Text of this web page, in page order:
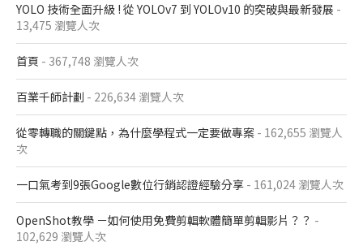
YOLO 技術全面升級 ! 從 YOLOv7 到 YOLOv10 的突破與最新發展 -
13,475 瀏覽人次
首頁 - 367,748 瀏覽人次
百業千師計劃 - 226,634 瀏覽人次
從零轉職的關鍵點，為什麼學程式一定要做專案 - 162,655 瀏覽人
次
一口氣考到9張Google數位行銷認證經驗分享 - 161,024 瀏覽人次
OpenShot教學 －如何使用免費剪輯軟體簡單剪輯影片？？ -
102,629 瀏覽人次